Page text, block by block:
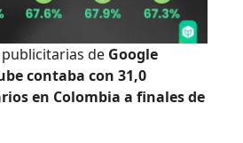
de Google
contaba con 31,0
en Colombia a finales de